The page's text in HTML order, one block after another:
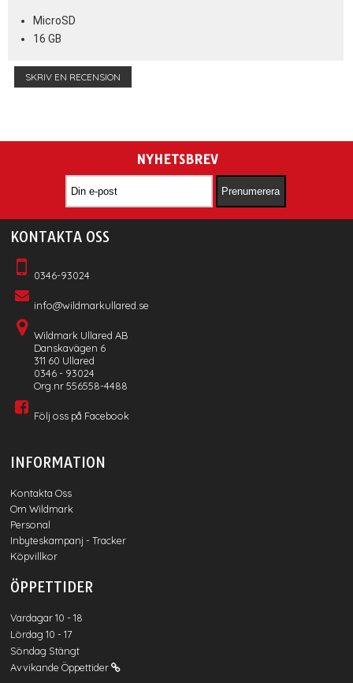
MicroSD
16 GB
SKRIV EN RECENSION
NYHETSBREV
KONTAKTA OSS
0346-93024
info@wildmarkullared.se
Wildmark Ullared AB
Danskavägen 6
311 60 Ullared
0346 - 93024
Org.nr 556558-4488
Följ oss på Facebook
INFORMATION
Kontakta Oss
Om Wildmark
Personal
Inbyteskampanj - Tracker
Köpvillkor
ÖPPETTIDER
Vardagar 10 - 18
Lördag 10 - 17
Söndag Stängt
Avvikande Öppettider